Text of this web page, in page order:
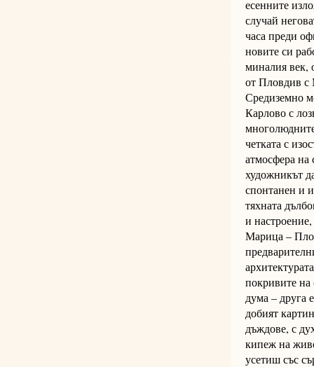
есенните
случай
часа преди
новите си
миналия век,
от Пловдив с
Средиземно
Карлово с
четката с
атмосфера на
художникът
спонтанен и
тяхната
и
Марица –
покривите на
дума – друга
добият
дъждове, с
кипеж на
усетиш със